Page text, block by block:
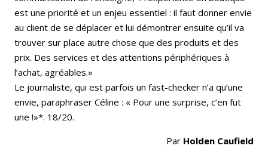
est une priorité et un enjeu essentiel : il faut donner envie
au client de se déplacer et lui démontrer ensuite qu’il va
trouver sur place autre chose que des produits et des
prix. Des services et des attentions périphériques à
l’achat, agréables.»
Le journaliste, qui est parfois un fast-checker n’a qu’une
envie, paraphraser Céline : « Pour une surprise, c’en fut
une !»*. 18/20.
Par Holden Caufield